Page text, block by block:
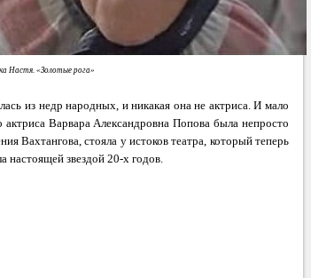
Настя. «Золотые рога»
из недр народных, и никакая она не актриса. И мало
актриса Варвара Александровна Попова была непросто
Вахтангова, стояла у истоков театра, который теперь
настоящей звездой 20-х годов.